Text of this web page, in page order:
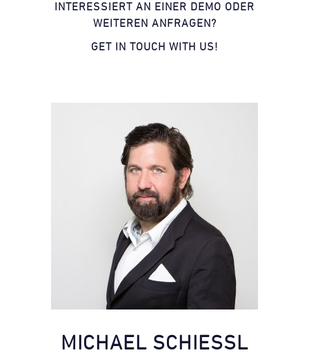
INTERESSIERT AN EINER DEMO ODER
WEITEREN ANFRAGEN?
GET IN TOUCH WITH US!
MICHAEL SCHIESSL